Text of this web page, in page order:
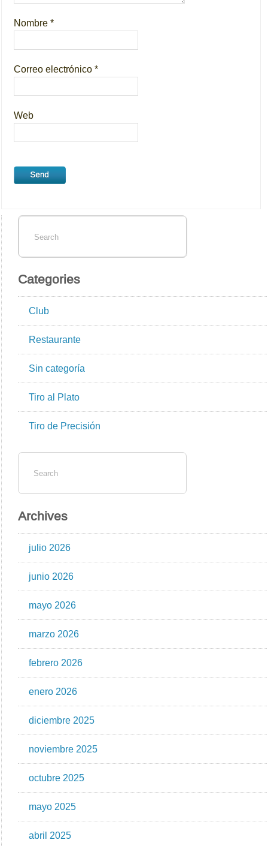
Nombre*
Correo electrónico*
Web
Categories
Club
Restaurante
Sin categoría
Tiro al Plato
Tiro de Precisión
Archives
julio 2026
junio 2026
mayo 2026
marzo 2026
febrero 2026
enero 2026
diciembre 2025
noviembre 2025
octubre 2025
mayo 2025
abril 2025